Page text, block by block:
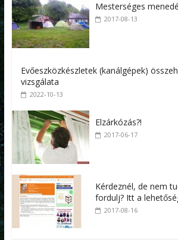
Mesterséges
2017-08-13
Evőeszközkészletek (kanálgépek)
vizsgálata
2022-10-13
Elzárkózás?!
2017-06-17
Kérdeznél, de nem
fordulj? Itt a
2017-08-16